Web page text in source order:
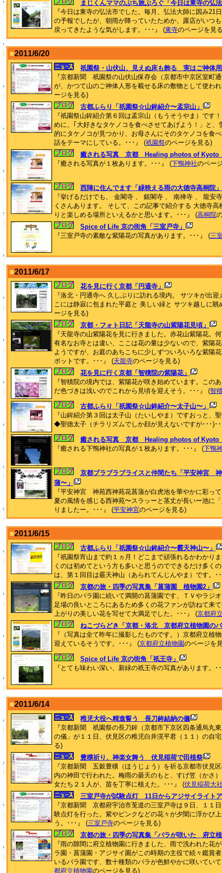
まじくんママのぷち旅ぶろぐ「今日は東寺の弘
『今日は東寺の弘法市でした。毎月、弘法大師に因み
の予報でしたが、朝雨が降っていたためか、露店がいつ
戻ってきたような気がします。･･･』 (東寺のページを見
■2011/6/20
祇園祭・山伏山、見えぬ床も飾る 実はご神体用
『京都新聞 祇園祭の山伏山保存会（京都市中京区室町
が、かつて山のご神体人形を載せる床の敷物として使わ
ージを見る)
古都ふらり「祇園祭☆山鉾紹介〜孟宗山」
『祇園祭山鉾紹介第６回は孟宗山（もうそうやま）です
めに、｢大好きなタケノコを食べさせてあげよう！」と
的にタケノコが見つかり、お母さんにそのタケノコを食
話をテーマにしている。･･･』 (祇園祭のページを見る)
癒される写真 京都 Healing photos of
『癒される写真が１枚あります。･･･』 (下鴨神社のペー
西陣に住んでます「緑映える雨の大徳寺高桐院」
『挙げるだけでも、 金閣寺 、 銀閣寺 、 南禅寺 、 龍安
くさんあります。 そして、この記事で紹介する 大徳寺
りと楽しめる場所といえるかと思います。･･･』 (高桐院
Spice of Life 京の街角「三室戸寺」
『三室戸寺の素敵な紫陽花の写真があります。･･･』 (三
■2011/6/17
花を見に行く京都「円通寺」
『洛北・円通寺へ 久しぶりに訪れる境内。 サツキが出
こには静寂に包まれた平庭と 美しい緑と サツキ越しに
ージを見る)
京都・フォト日記「天龍寺の山紫陽花見頃」
『天龍寺の山紫陽花を見に行きました。赤花山紫陽花。
有名なお寺とは違い、ここは花の量は少ないので、紫陽
ようですが、お庭のあちこちに少しずついろいろな紫陽
ポットです。･･･』 (天龍寺のページを見る)
花を見に行く京都「智積院の紫陽花」
『智積院の境内では、紫陽花が咲き始めています。この
だ色づきは浅いのでこれから見頃を迎えそう。･･･』 (智
古都ふらり「祇園祭☆山鉾紹介〜太子山〜」
『山鉾紹介第３回は太子山（たいしやま）ですおっと
◆聖徳太子（チラリズムでしか顔が見えないですが･･･)･
癒される写真 京都 Healing photos of
『癒される下鴨神社の写真が１枚あります。･･･』 (下鴨
京都ブラブラブライスと仲間たち「平安神
蒲〜」
『平安神宮 神苑西神苑花菖蒲が白虎池を華やかに彩っ
夏の風情を感じる西神苑〜スラッーと茎丈が長いー池に
りましたー。･･･』 (平安神宮のページを見る)
■2011/6/15
古都ふらり「祇園祭☆山鉾紹介〜霰天神山〜」
『祇園祭宵山まで約１ヵ月！どこまで頑張れるかわかり
くのは初めてという方も多いと思うのでできるだけ多く
は、第１回目は霰天神山（あられてんじんやま）です。･
京都の旅・四季の写真集「菖蒲園 植物園2」
『昨日のバラ園に続いて満開の菖蒲園です、ＴＶやラジ
足場の良いところにあるため多くの花ファンが訪ねて来
上がりの美しい花を写せて大満足でした。･･･』 (京都府
ねこづらどき「京都・洛北 京都府立植物園の
『（写真は全て昨年に撮影したものです。）京都府立植
迎えているそうです。･･･』 (京都府立植物園のページを
Spice of Life 京の街角「祇王寺」
『とても味わい深い、新緑の祇王寺の写真があります。･
■2011/6/14
稚児大役へ精進誓う 長刀鉾結納の儀
『京都新聞 祇園祭の長刀鉾（京都市下京区四条通烏丸
の儀」が１１日、伏見区の稚児白井滉平君（１１）の自
る)
豊穣祈り、神楽女舞う 伏見稲荷で田植祭
『京都新聞 五穀豊穣（ほうじょう）を祈る京都市伏見
内の神田で行われた。梅雨の曇天のもと、すげ笠（かさ
女たち２１人が、苗を丁寧に植えた。･･･』 (伏見稲荷大
三室戸寺が試験点灯 11日からアジサイライト
『京都新聞 京都府宇治市莵道の三室戸寺は９日、１１
験点灯を行った。紫やピンクなどの花々が夕闇に浮かび
う。･･･』 (三室戸寺のページを見る)
京都の旅・四季の写真集「バラが咲いた 府立
『雨の隙間に府立植物園に行きました、雨で洗われた花
ラ園・菖蒲園・アジサイ園がこの時期の主役で続々鑑
いるバラ園です、数十種類のバラが色鮮やかに咲いてい
都府立植物園のページを見る)